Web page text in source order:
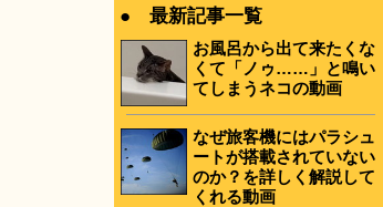
● 最新記事一覧
お風呂から出て来たくな
くて「ノゥ……」と鳴い
てしまうネコの動画
なぜ旅客機にはパラシュ
ートが搭載されていない
のか？を詳しく解説して
くれる動画